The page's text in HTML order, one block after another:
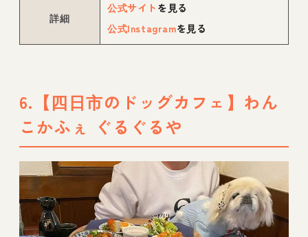
詳細
公式サイト を見る
公式Instagramを見る
6.【四日市のドッグカフェ】わん
こかふぇ ぐるぐるや